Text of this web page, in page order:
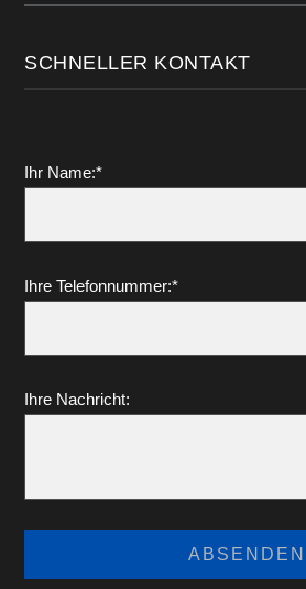
SCHNELLER KONTAKT
Ihr Name:*
Ihre Telefonnummer:*
Ihre Nachricht: